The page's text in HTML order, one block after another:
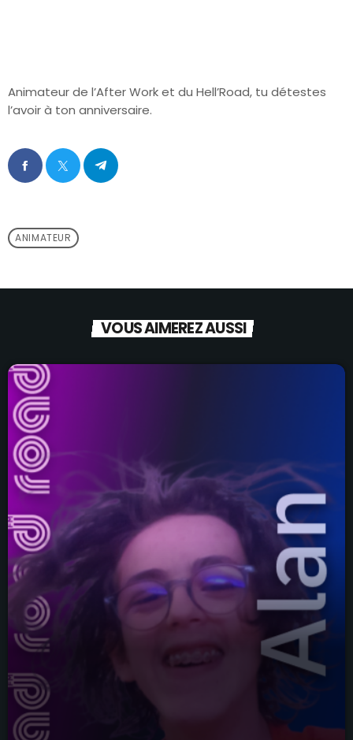
Animateur de l’After Work et du Hell’Road, tu détestes
l’avoir à ton anniversaire.
ANIMATEUR
VOUS AIMEREZ AUSSI